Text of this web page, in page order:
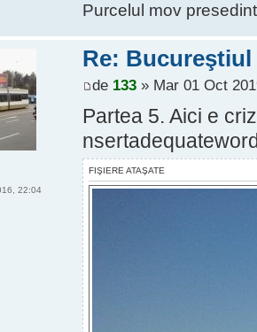
Purcelul mov
Re:
de 133» Mar 01 Oct
Partea 5. Aici e
FIŞIERE ATAŞATE
22:04